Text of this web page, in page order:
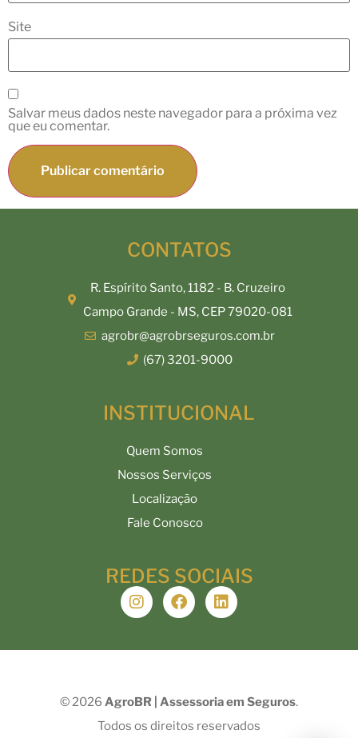
Site
Salvar meus dados neste navegador para a próxima vez
que eu comentar.
CONTATOS
R. Espírito Santo, 1182 - B. Cruzeiro
Campo Grande - MS, CEP 79020-081
agrobr@agrobrseguros.com.br
(67) 3201-9000
INSTITUCIONAL
Quem Somos
Nossos Serviços
Localização
Fale Conosco
REDES SOCIAIS
© 2026 AgroBR | Assessoria em Seguros.
Todos os direitos reservados